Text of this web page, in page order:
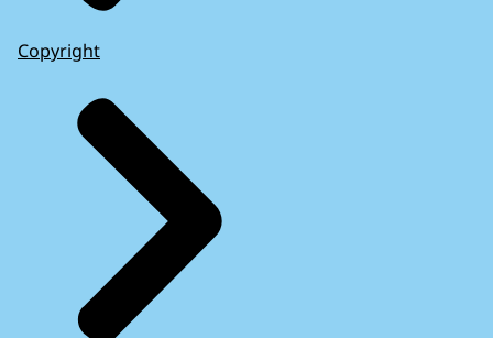
Copyright